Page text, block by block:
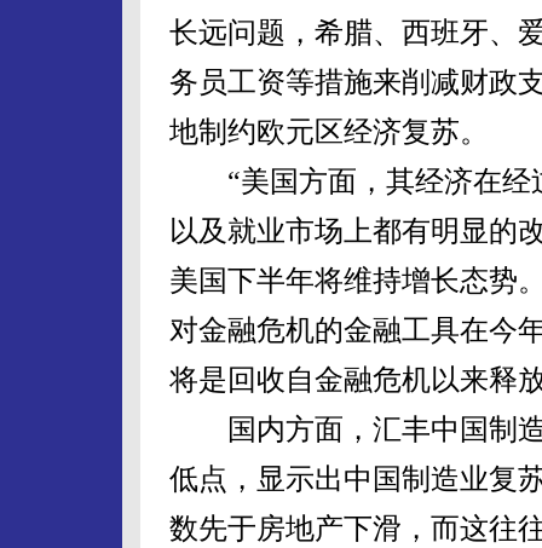
长远问题，希腊、西班牙、
务员工资等措施来削减财政
地制约欧元区经济复苏。
“美国方面，其经济在经
以及就业市场上都有明显的
美国下半年将维持增长态势
对金融危机的金融工具在今
将是回收自金融危机以来释
国内方面，汇丰中国制造
低点，显示出中国制造业复
数先于房地产下滑，而这往